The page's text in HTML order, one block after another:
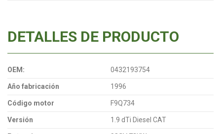
DETALLES DE PRODUCTO
OEM: 0432193754
Año fabricación 1996
Código motor F9Q734
Versión 1.9 dTi Diesel CAT